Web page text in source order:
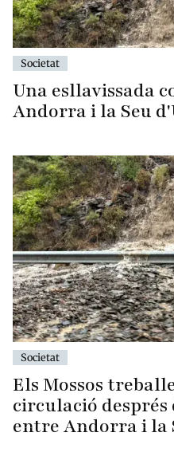
Societat
Una esllavissada
Andorra i la Seu
Societat
Els Mossos
circulació després
entre Andorra i la